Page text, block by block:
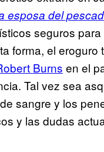
esposa del
seguros
forma, el
Burns en el
Tal vez sea
sangre y los
y las dudas